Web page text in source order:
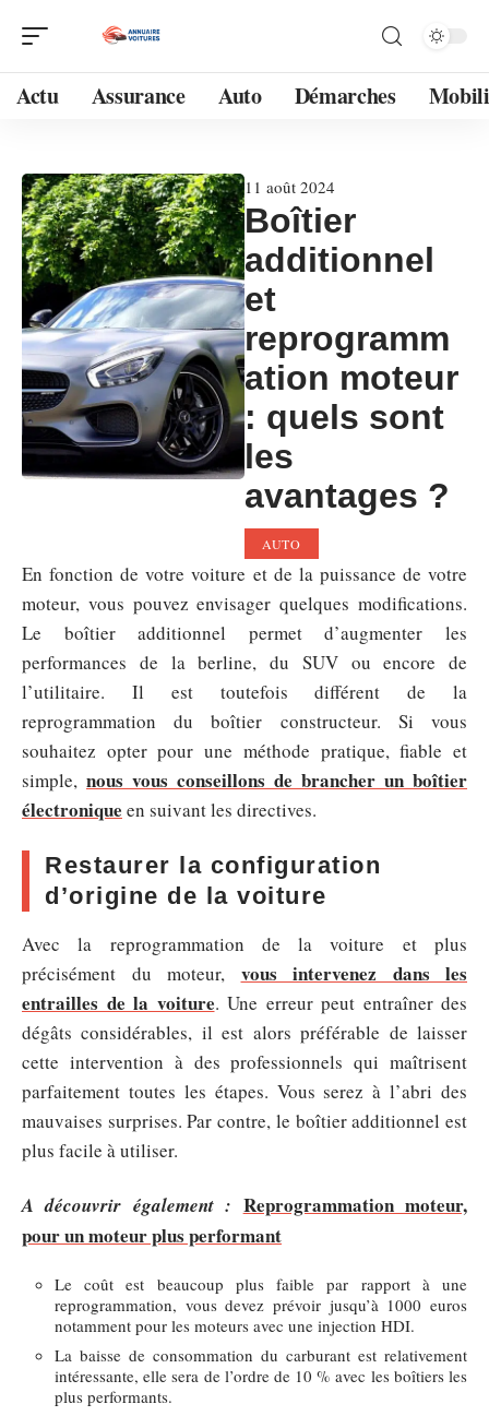
Actu Assurance Auto Démarches
11 août 2024
Boîtier
additionnel
et
reprogramm
ation moteur
: quels sont
les
avantages ?
AUTO
En fonction de votre voiture et de la puissance de votre
moteur, vous pouvez envisager quelques modifications.
Le boîtier additionnel permet d’augmenter les
performances de la berline, du SUV ou encore de
l’utilitaire. Il est toutefois différent de la
reprogrammation du boîtier constructeur. Si vous
souhaitez opter pour une méthode pratique, fiable et
simple, nous vous conseillons de brancher un boîtier
électronique en suivant les directives.
Restaurer la configuration
d’origine de la voiture
Avec la reprogrammation de la voiture et plus
précisément du moteur, vous intervenez dans les
entrailles de la voiture. Une erreur peut entraîner des
dégâts considérables, il est alors préférable de laisser
cette intervention à des professionnels qui maîtrisent
parfaitement toutes les étapes. Vous serez à l’abri des
mauvaises surprises. Par contre, le boîtier additionnel est
plus facile à utiliser.
A découvrir également : Reprogrammation moteur,
pour un moteur plus performant
Le coût est beaucoup plus faible par rapport à une
reprogrammation, vous devez prévoir jusqu’à 1000 euros
notamment pour les moteurs avec une injection HDI.
La baisse de consommation du carburant est relativement
intéressante, elle sera de l’ordre de 10 % avec les boîtiers les
plus performants.